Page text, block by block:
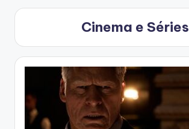
Cinema e Séries